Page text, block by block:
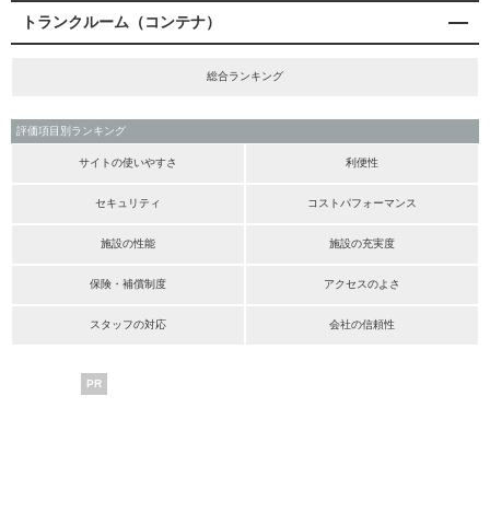
トランクルーム（コンテナ）
総合ランキング
評価項目別ランキング
サイトの使いやすさ 利便性
セキュリティ コストパフォーマンス
施設の性能 施設の充実度
保険・補償制度 アクセスのよさ
スタッフの対応 会社の信頼性
PR